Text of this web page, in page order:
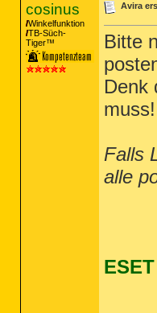
cosinus
Winkelfunktion
TB-Süch-
Tiger™
Avira
Bitte
Denk
Falls
alle